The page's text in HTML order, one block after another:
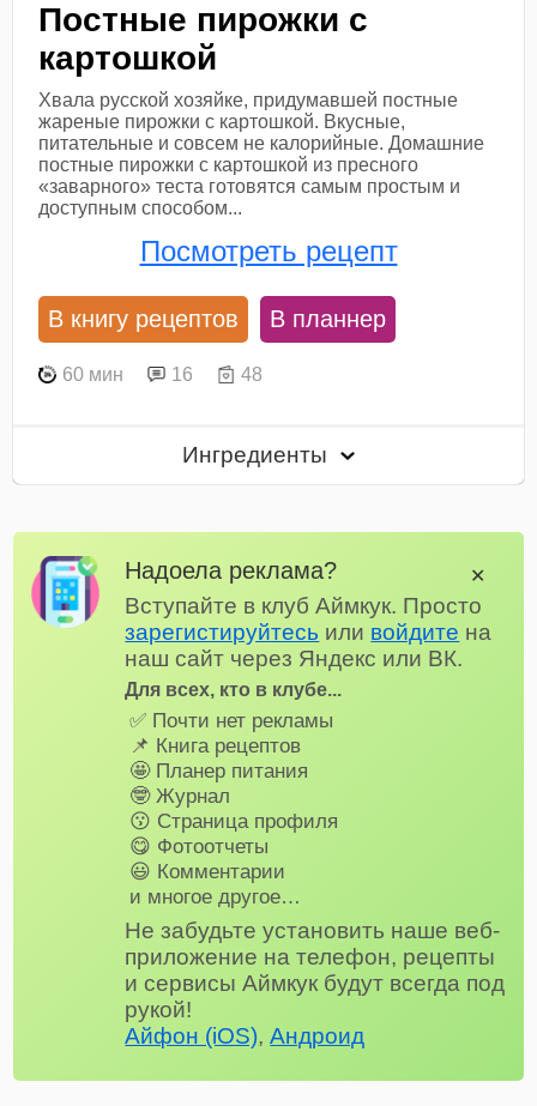
Постные пирожки с
картошкой
Хвала русской хозяйке, придумавшей постные
жареные пирожки с картошкой. Вкусные,
питательные и совсем не калорийные. Домашние
постные пирожки с картошкой из пресного
«заварного» теста готовятся самым простым и
доступным способом...
Посмотреть рецепт
В книгу рецептов В планнер
60 мин 16 48
Ингредиенты
Надоела реклама?
Вступайте в клуб Аймкук. Просто
зарегистируйтесь или войдите на
наш сайт через Яндекс или ВК.
Для всех, кто в клубе...
✅ Почти нет рекламы
📌 Книга рецептов
🤩 Планер питания
🤓 Журнал
😗 Страница профиля
😋 Фотоотчеты
😃 Комментарии
и многое другое…
Не забудьте установить наше веб-
приложение на телефон, рецепты
и сервисы Аймкук будут всегда под
рукой!
Айфон (iOS),Андроид
✕